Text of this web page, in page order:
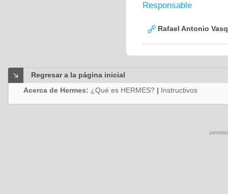
Responsable
Rafael Antonio
Regresar a la página inicial
Acerca de Hermes: ¿Qué es HERMES? | Instructivos